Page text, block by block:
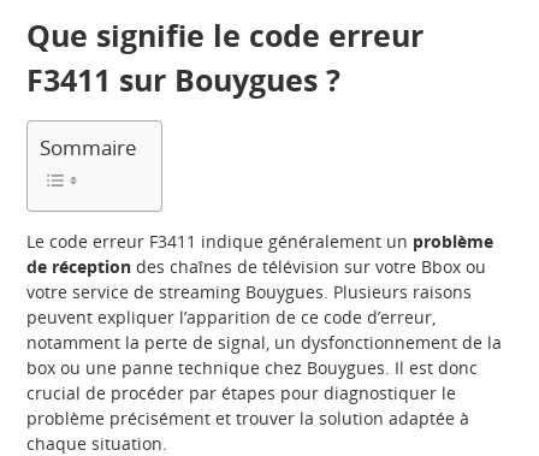
Que signifie le code erreur
F3411 sur Bouygues ?
Sommaire
Le code erreur F3411 indique généralement un problème
de réception des chaînes de télévision sur votre Bbox ou
votre service de streaming Bouygues. Plusieurs raisons
peuvent expliquer l’apparition de ce code d’erreur,
notamment la perte de signal, un dysfonctionnement de la
box ou une panne technique chez Bouygues. Il est donc
crucial de procéder par étapes pour diagnostiquer le
problème précisément et trouver la solution adaptée à
chaque situation.